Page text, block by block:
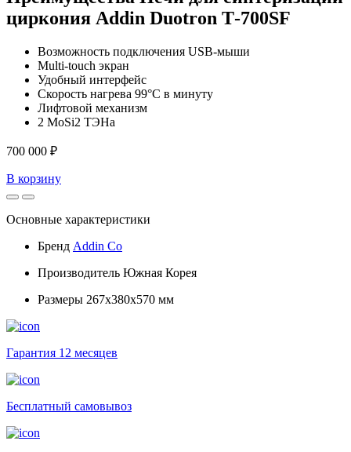
циркония Addin Duotron Т-700SF
Возможность подключения USB-мыши
Multi-touch экран
Удобный интерфейс
Скорость нагрева 99°С в минуту
Лифтовой механизм
2 MoSi2 ТЭНа
700 000 ₽
В корзину
Основные характеристики
Бренд Addin Co
Производитель Южная Корея
Размеры 267х380х570 мм
Гарантия 12 месяцев
Бесплатный самовывоз